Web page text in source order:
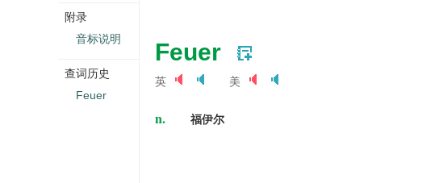
Feuer
英 美
n. 福伊尔
附录
音标说明
查词历史
Feuer